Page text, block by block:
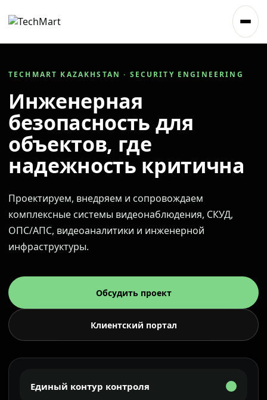
TECHMART KAZAKHSTAN · SECURITY ENGINEERING
Инженерная
безопасность для
объектов, где
надежность критична
Проектируем, внедряем и сопровождаем
комплексные системы видеонаблюдения, СКУД,
ОПС/АПС, видеоаналитики и инженерной
инфраструктуры.
Обсудить проект
Клиентский портал
Единый контур контроля